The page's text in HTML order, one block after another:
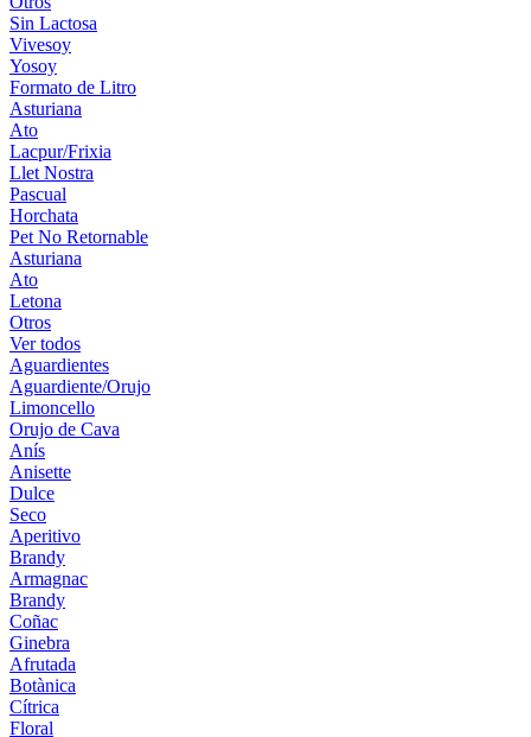
Sin Lactosa
Vivesoy
Yosoy
Formato de Litro
Asturiana
Ato
Lacpur/Frixia
Llet Nostra
Pascual
Horchata
Pet No Retornable
Asturiana
Ato
Letona
Otros
Ver todos
Aguardientes
Aguardiente/Orujo
Limoncello
Orujo de Cava
Anís
Anisette
Dulce
Seco
Aperitivo
Brandy
Armagnac
Brandy
Coñac
Ginebra
Afrutada
Botànica
Cítrica
Floral